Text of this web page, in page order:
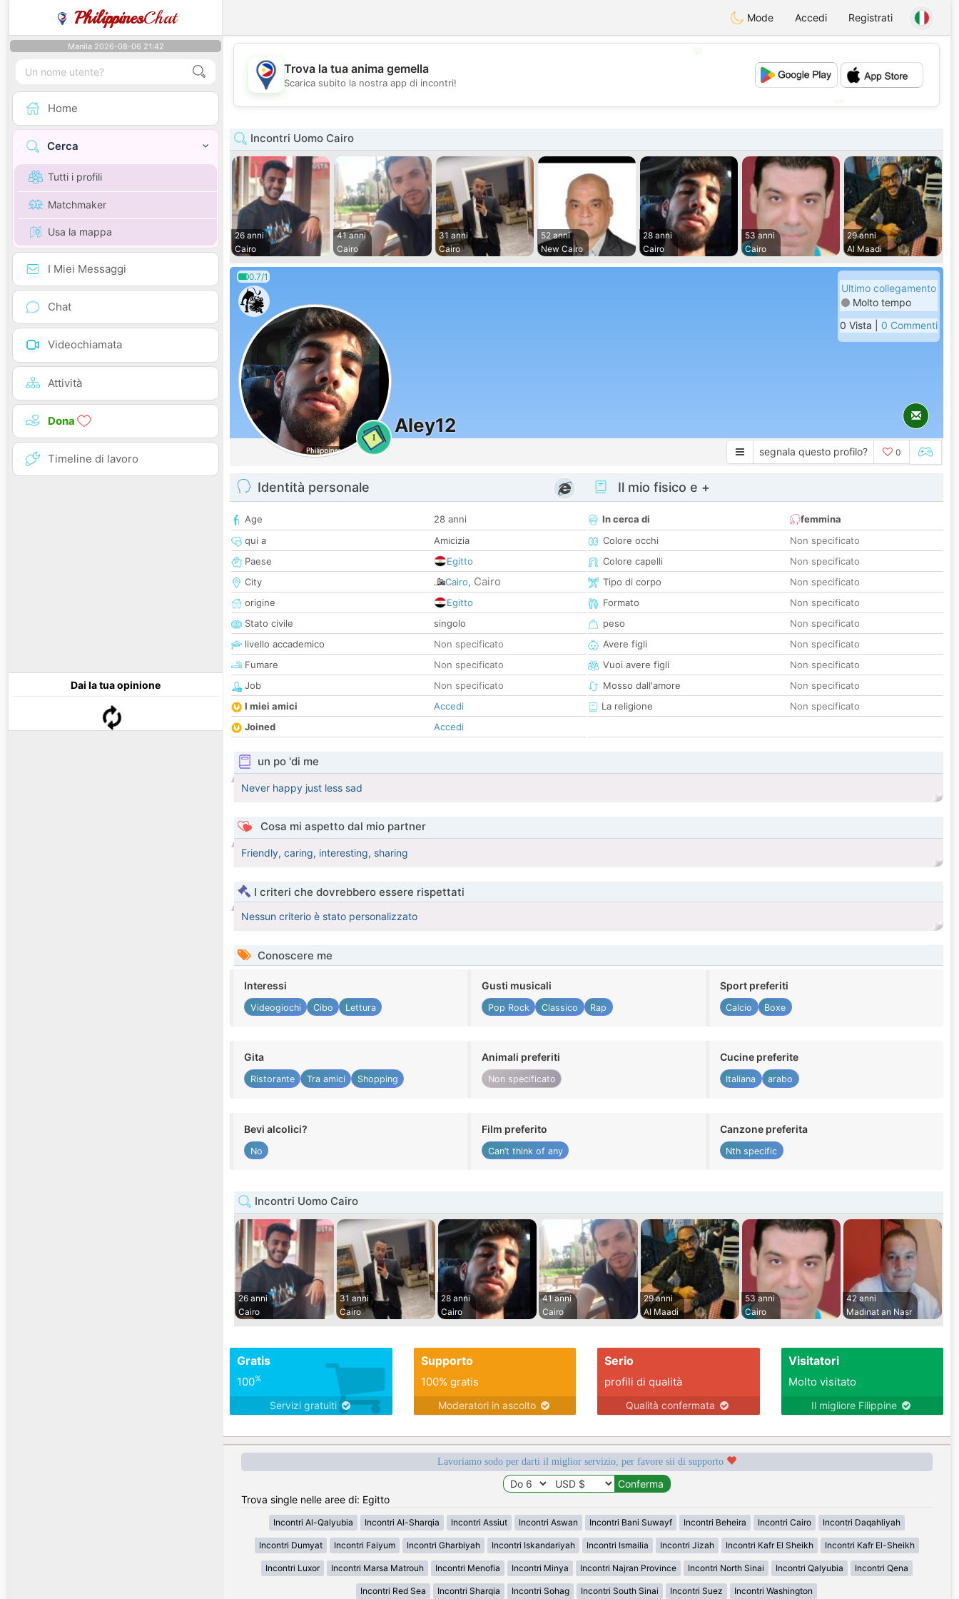
PhilippinesChat Mode Accedi Registrati
Manila 2026-08-06 21:42
Home
Cerca
Tutti i profili
Matchmaker
Usa la mappa
I Miei Messaggi
Chat
Videochiamata
Attività
Dona
Timeline di lavoro
Dai la tua opinione
💖
💕
Trova la tua anima gemella
Scarica subito la nostra app di incontri!
Incontri Uomo Cairo
26 anni
Cairo
41 anni
Cairo
31 anni
Cairo
52 anni
New Cairo
28 anni
Cairo
53 anni
Cairo
29 anni
Al Maadi
0.7/1
1
Aley12
Ultimo collegamento
Molto tempo
0 Vista | 0 Commenti
segnala questo profilo? 0
Identità personale
Age
28 anni
qui a
Amicizia
Paese
Egitto
City
Cairo, Cairo
origine
Egitto
Stato civile
singolo
livello accademico
Non specificato
Fumare
Non specificato
Job
Non specificato
I miei amici
Accedi
Joined
Accedi
Il mio fisico e +
In cerca di
femmina
Colore occhi
Non specificato
Colore capelli
Non specificato
Tipo di corpo
Non specificato
Formato
Non specificato
peso
Non specificato
Avere figli
Non specificato
Vuoi avere figli
Non specificato
Mosso dall'amore
Non specificato
La religione
Non specificato
un po 'di me
Never happy just less sad
Cosa mi aspetto dal mio partner
Friendly, caring, interesting, sharing
I criteri che dovrebbero essere rispettati
Nessun criterio è stato personalizzato
Conoscere me
Interessi
Videogiochi Cibo Lettura
Gusti musicali
Pop Rock Classico Rap
Sport preferiti
Calcio Boxe
Gita
Ristorante Tra amici Shopping
Animali preferiti
Non specificato
Cucine preferite
Italiana arabo
Bevi alcolici?
No
Film preferito
Can’t think of any
Canzone preferita
Nth specific
Incontri Uomo Cairo
26 anni
Cairo
31 anni
Cairo
28 anni
Cairo
41 anni
Cairo
29 anni
Al Maadi
53 anni
Cairo
42 anni
Madinat an Nasr
Gratis
100%
Servizi gratuiti
Supporto
100% gratis
Moderatori in ascolto
Serio
profili di qualità
Qualità confermata
Visitatori
Molto visitato
Il migliore Filippine
Lavoriamo sodo per darti il miglior servizio, per favore sii di supporto
Trova single nelle aree di: Egitto
Incontri Al-Qalyubia Incontri Al-Sharqia Incontri Assiut Incontri Aswan Incontri Bani Suwayf Incontri Beheira Incontri Cairo Incontri Daqahliyah
Incontri Dumyat Incontri Faiyum Incontri Gharbiyah Incontri Iskandariyah Incontri Ismailia Incontri Jizah Incontri Kafr El Sheikh Incontri Kafr El-Sheikh
Incontri Luxor Incontri Marsa Matrouh Incontri Menofia Incontri Minya Incontri Najran Province Incontri North Sinai Incontri Qalyubia Incontri Qena
Incontri Red Sea Incontri Sharqia Incontri Sohag Incontri South Sinai Incontri Suez Incontri Washington